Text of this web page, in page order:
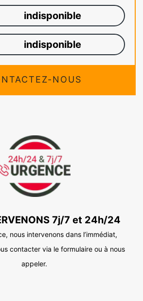
indisponible
indisponible
NOUS
7j/7 et 24h/24
nous intervenons dans l’immédiat,
contacter via le formulaire ou à nous
appeler.